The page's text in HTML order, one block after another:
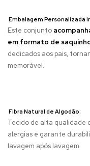
Embalagem Personalizada
Este conjunto
em formato de
dedicados aos pais,
memorável.
Fibra Natural de Algodão:
Tecido de alta qualidade
alergias e garante
lavagem após lavagem.